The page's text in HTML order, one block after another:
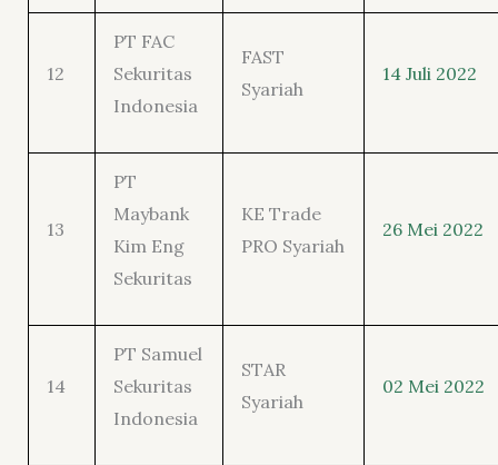
12
PT FAC
Sekuritas
Indonesia
FAST
Syariah
14 Juli 2022
13
PT
Maybank
Kim Eng
Sekuritas
KE Trade
PRO Syariah
26 Mei 2022
14
PT Samuel
Sekuritas
Indonesia
STAR
Syariah
02 Mei 2022